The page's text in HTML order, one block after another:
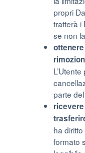
propri
tratterà i
se non
parte
ha
formato